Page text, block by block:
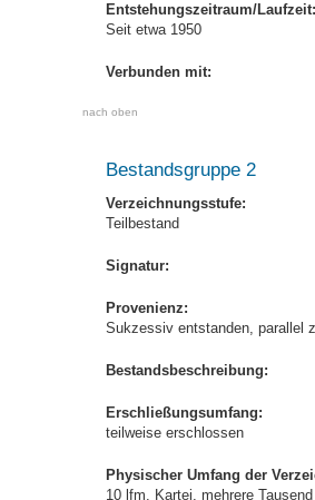
Entstehungszeitraum/Laufzeit:
Seit etwa 1950
Verbunden mit:
nach oben
Bestandsgruppe 2
Verzeichnungsstufe:
Teilbestand
Signatur:
Provenienz:
Sukzessiv entstanden, parallel
Bestandsbeschreibung:
Erschließungsumfang:
teilweise erschlossen
Physischer Umfang der
10 lfm. Kartei, mehrere